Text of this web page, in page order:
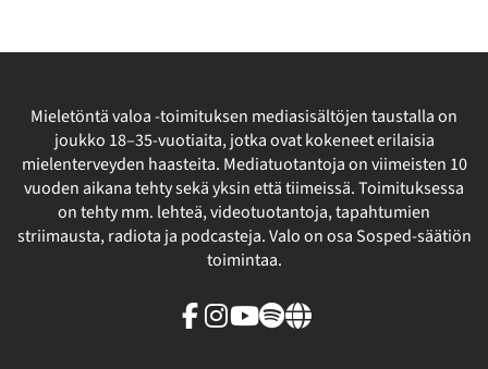
Mieletöntä valoa -toimituksen mediasisältöjen taustalla on
joukko 18–35-vuotiaita, jotka ovat kokeneet erilaisia
mielenterveyden haasteita. Mediatuotantoja on viimeisten 10
vuoden aikana tehty sekä yksin että tiimeissä. Toimituksessa
on tehty mm. lehteä, videotuotantoja, tapahtumien
striimausta, radiota ja podcasteja. Valo on osa Sosped-säätiön
toimintaa.
Facebook
Instagram
Youtube
SpotifyLinkki